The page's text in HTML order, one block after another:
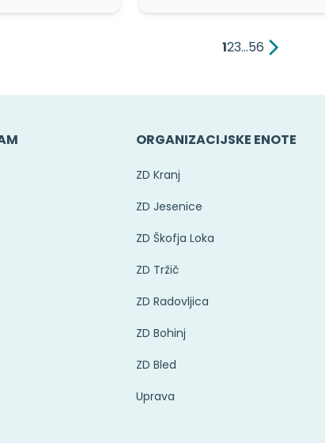
123…56
ORGANIZACIJSKE ENOTE
ZD Kranj
ZD Jesenice
ZD Škofja Loka
ZD Tržič
ZD Radovljica
ZD Bohinj
ZD Bled
Uprava